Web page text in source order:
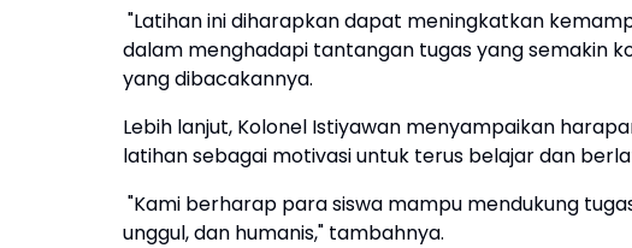
"Latihan ini diharapkan dapat meningkatkan
dalam menghadapi tantangan tugas yang semakin
yang dibacakannya.
Lebih lanjut, Kolonel Istiyawan menyampaikan
latihan sebagai motivasi untuk terus belajar dan
"Kami berharap para siswa mampu mendukung
unggul, dan humanis," tambahnya.